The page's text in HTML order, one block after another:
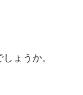
ょうか。